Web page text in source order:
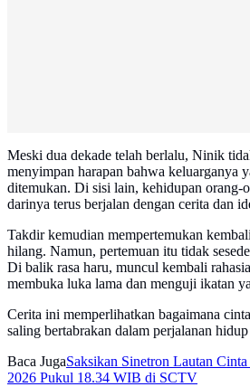
Meski dua dekade telah berlalu, Ninik
menyimpan harapan bahwa keluarganya
ditemukan. Di sisi lain, kehidupan orang-
darinya terus berjalan dengan cerita dan
Takdir kemudian mempertemukan
hilang. Namun, pertemuan itu tidak
Di balik rasa haru, muncul kembali
membuka luka lama dan menguji ikatan
Cerita ini memperlihatkan bagaimana
saling bertabrakan dalam perjalanan
Baca JugaSaksikan Sinetron Lautan
2026 Pukul 18.34 WIB di SCTV